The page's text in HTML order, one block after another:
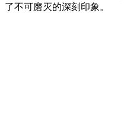
了不可磨灭的深刻印象。